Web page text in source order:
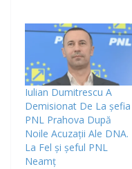
Iulian Dumitrescu A
Demisionat De La șefia
PNL Prahova După
Noile Acuzații Ale DNA.
La Fel și șeful PNL
Neamț